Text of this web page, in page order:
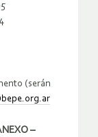
(serán
–